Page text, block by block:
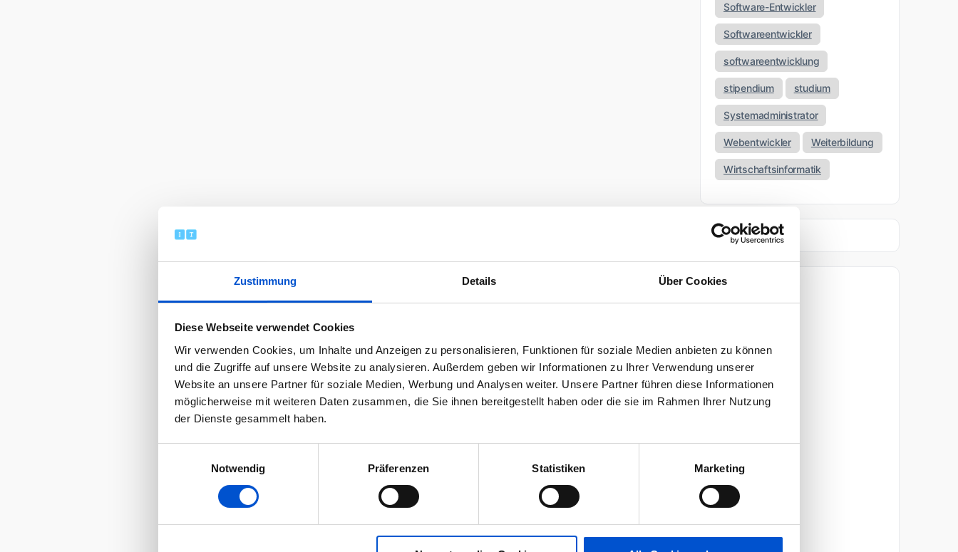
Zustimmung Details Über Cookies
Diese Webseite verwendet Cookies
Wir verwenden Cookies, um Inhalte und Anzeigen zu personalisieren, Funktionen für soziale Medien anbieten zu können
und die Zugriffe auf unsere Website zu analysieren. Außerdem geben wir Informationen zu Ihrer Verwendung unserer
Website an unsere Partner für soziale Medien, Werbung und Analysen weiter. Unsere Partner führen diese Informationen
möglicherweise mit weiteren Daten zusammen, die Sie ihnen bereitgestellt haben oder die sie im Rahmen Ihrer Nutzung
der Dienste gesammelt haben.
Notwendig
Präferenzen Statistiken Marketing
Software-Entwickler
Softwareentwickler
softwareentwicklung
stipendium studium
Systemadministrator
Webentwickler Weiterbildung
Wirtschaftsinformatik
April 2026
März 2026
November 2025
Oktober 2025
Mai 2025
April 2025
März 2025